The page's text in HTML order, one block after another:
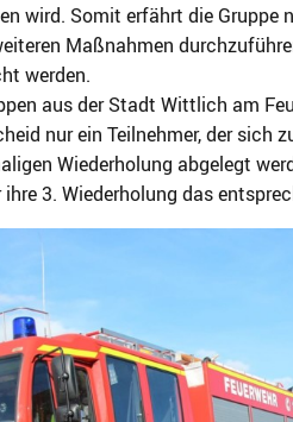
wird. Somit erfährt die Gruppe
Maßnahmen
werden.
aus der Stadt Wittlich am
nur ein Teilnehmer, der sich
Wiederholung abgelegt
3. Wiederholung das